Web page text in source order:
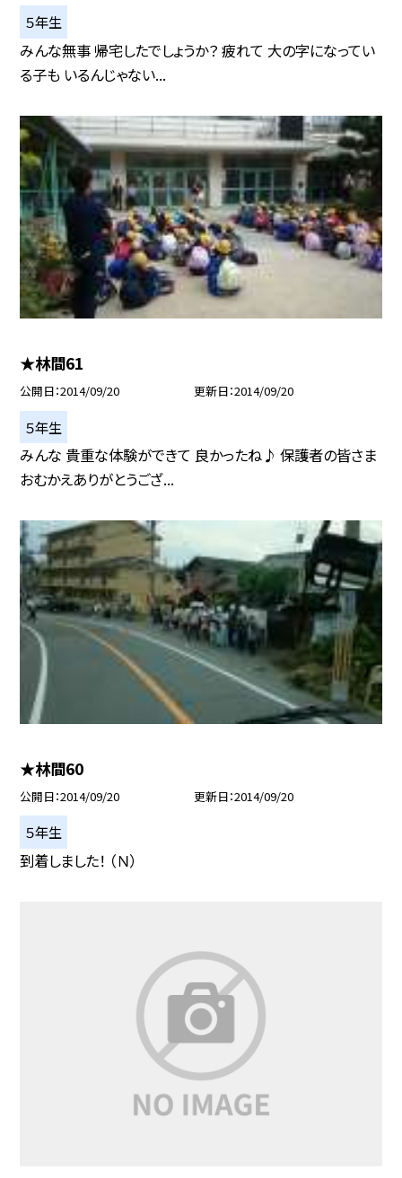
５年生
みんな無事 帰宅したでしょうか？ 疲れて 大の字になってい
る子も いるんじゃない...
★林間61
公開日 2014/09/20 更新日 2014/09/20
５年生
みんな 貴重な体験ができて 良かったね♪ 保護者の皆さま
おむかえありがとうござ...
★林間60
公開日 2014/09/20 更新日 2014/09/20
５年生
到着しました！ （Ｎ）